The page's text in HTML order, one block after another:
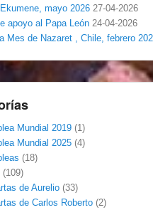
mayo 2026 27-04-2026
apoyo al Papa León 24-04-2026
Mes de Nazaret , Chile, febrero
Mundial 2019 (1)
Mundial 2025 (4)
(18)
(109)
de Aurelio(33)
de Carlos Roberto(2)